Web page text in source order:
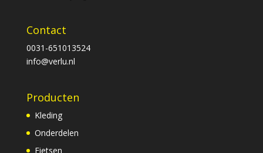
Contact
0031-651013524
info@verlu.nl
Producten
Kleding
Onderdelen
Fietsen